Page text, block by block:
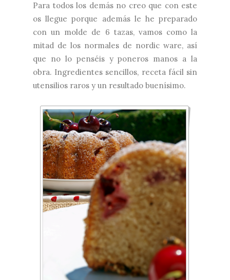
Para todos los demás no creo que con este
os llegue porque además le he preparado
con un molde de 6 tazas, vamos como la
mitad de los normales de nordic ware, así
que no lo penséis y poneros manos a la
obra. Ingredientes sencillos, receta fácil sin
utensilios raros y un resultado buenísimo.